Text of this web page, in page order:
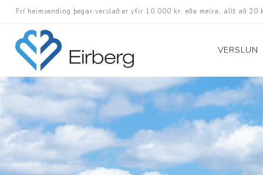
Frí heimsending þegar verslað er yfir 10.000 kr. eða meira, allt að 20
VERSLUN
Skór
Götuskór
Hlaupaskór
Utanvega- og